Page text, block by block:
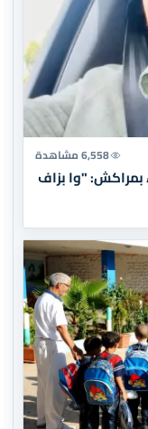
6,558 مشاهدة
بمراكش: "وا بزاف